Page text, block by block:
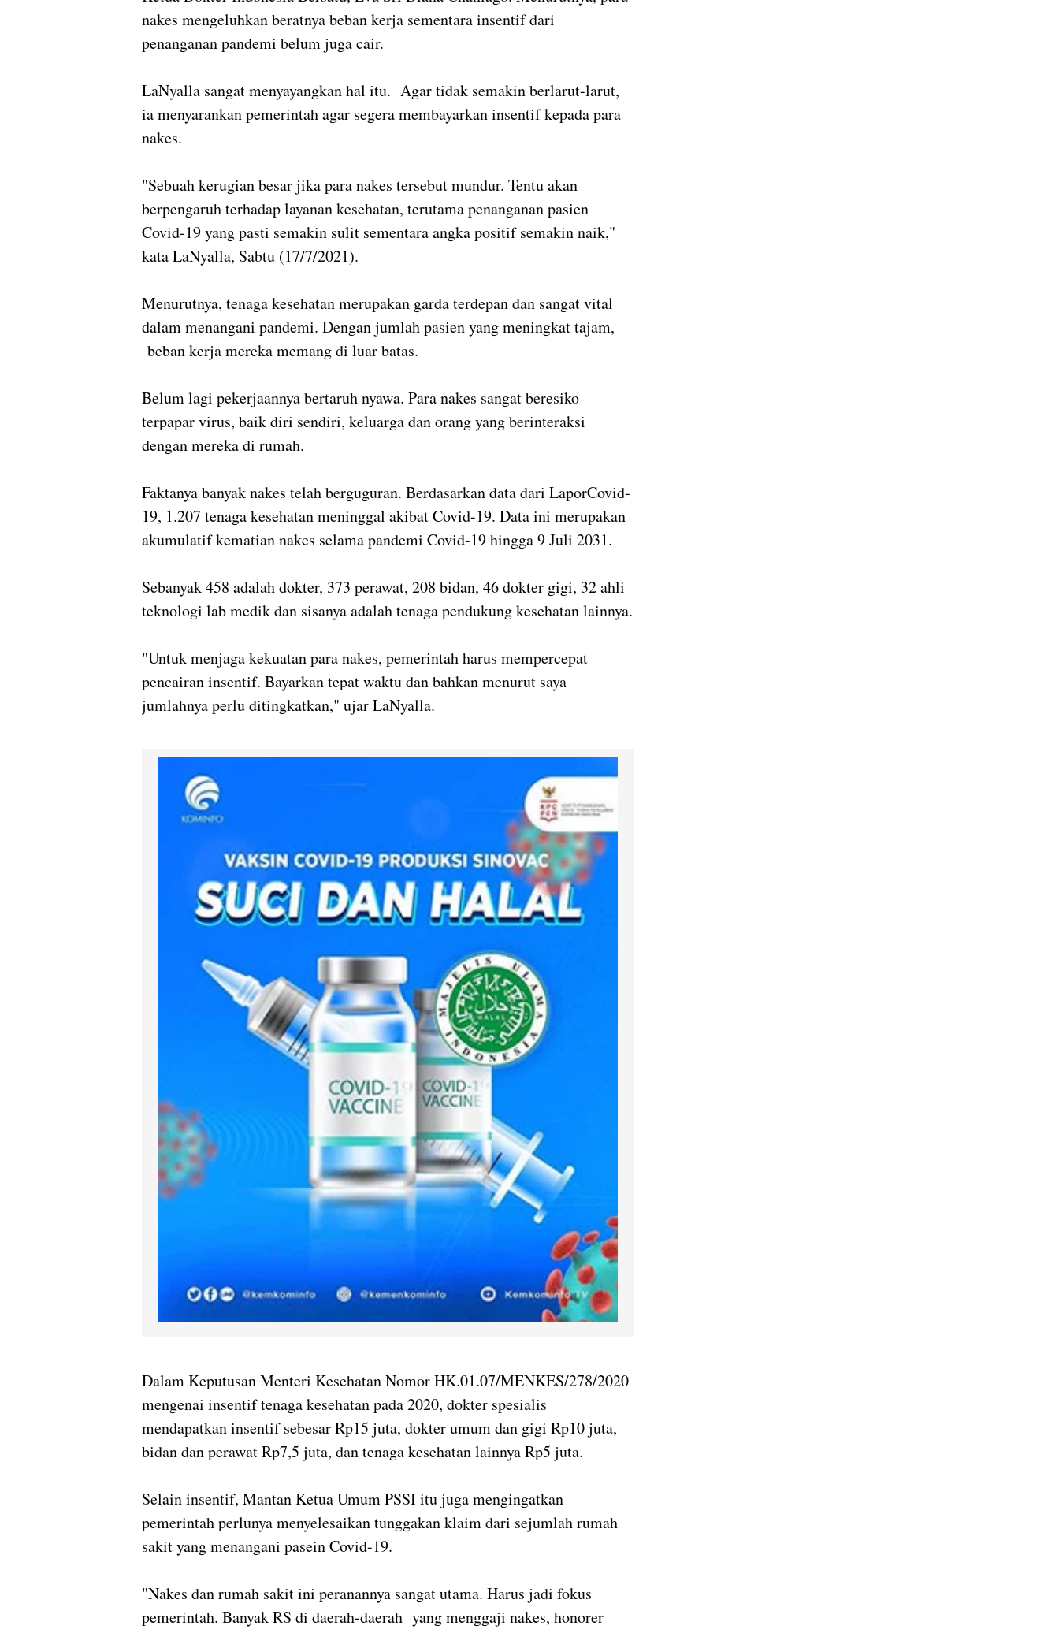
nakes mengeluhkan beratnya beban kerja sementara insentif dari
penanganan pandemi belum juga cair.
LaNyalla sangat menyayangkan hal itu. Agar tidak semakin berlarut-larut,
ia menyarankan pemerintah agar segera membayarkan insentif kepada para
nakes.
"Sebuah kerugian besar jika para nakes tersebut mundur. Tentu akan
berpengaruh terhadap layanan kesehatan, terutama penanganan pasien
Covid-19 yang pasti semakin sulit sementara angka positif semakin naik,"
kata LaNyalla, Sabtu (17/7/2021).
Menurutnya, tenaga kesehatan merupakan garda terdepan dan sangat vital
dalam menangani pandemi. Dengan jumlah pasien yang meningkat tajam,
beban kerja mereka memang di luar batas.
Belum lagi pekerjaannya bertaruh nyawa. Para nakes sangat beresiko
terpapar virus, baik diri sendiri, keluarga dan orang yang berinteraksi
dengan mereka di rumah.
Faktanya banyak nakes telah berguguran. Berdasarkan data dari LaporCovid-
19, 1.207 tenaga kesehatan meninggal akibat Covid-19. Data ini merupakan
akumulatif kematian nakes selama pandemi Covid-19 hingga 9 Juli 2031.
Sebanyak 458 adalah dokter, 373 perawat, 208 bidan, 46 dokter gigi, 32 ahli
teknologi lab medik dan sisanya adalah tenaga pendukung kesehatan lainnya.
"Untuk menjaga kekuatan para nakes, pemerintah harus mempercepat
pencairan insentif. Bayarkan tepat waktu dan bahkan menurut saya
jumlahnya perlu ditingkatkan," ujar LaNyalla.
Dalam Keputusan Menteri Kesehatan Nomor HK.01.07/MENKES/278/2020
mengenai insentif tenaga kesehatan pada 2020, dokter spesialis
mendapatkan insentif sebesar Rp15 juta, dokter umum dan gigi Rp10 juta,
bidan dan perawat Rp7,5 juta, dan tenaga kesehatan lainnya Rp5 juta.
Selain insentif, Mantan Ketua Umum PSSI itu juga mengingatkan
pemerintah perlunya menyelesaikan tunggakan klaim dari sejumlah rumah
sakit yang menangani pasein Covid-19.
"Nakes dan rumah sakit ini peranannya sangat utama. Harus jadi fokus
pemerintah. Banyak RS di daerah-daerah yang menggaji nakes, honorer